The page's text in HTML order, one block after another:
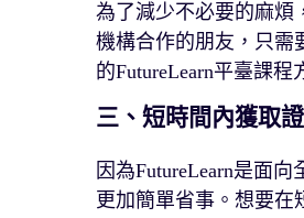
為了減少不必要的麻煩
機構合作的朋友，只需
的FutureLearn平臺課
三、短時間內獲取
因為FutureLearn是面
更加簡單省事。想要